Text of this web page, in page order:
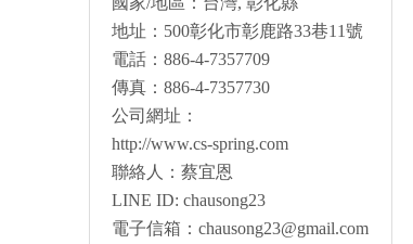
地址：500彰化市彰鹿路33巷11號
電話：886-4-7357709
傳真：886-4-7357730
公司網址：
http://www.cs-spring.com
聯絡人：蔡宜恩
LINE ID: chausong23
電子信箱： chausong23@gmail.com